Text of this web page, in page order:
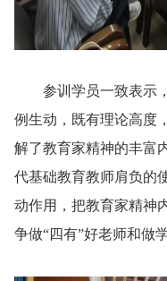
参训学员一致表示，
例生动，既有理论高度
解了教育家精神的丰富
代基础教育教师肩负的
动作用，把教育家精神
争做“四有”好老师和做